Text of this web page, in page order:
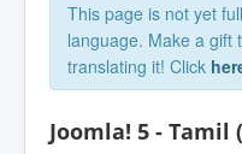
This page is not yet
language. Make a gift
translating it! Click
Joomla! 5 - Tamil